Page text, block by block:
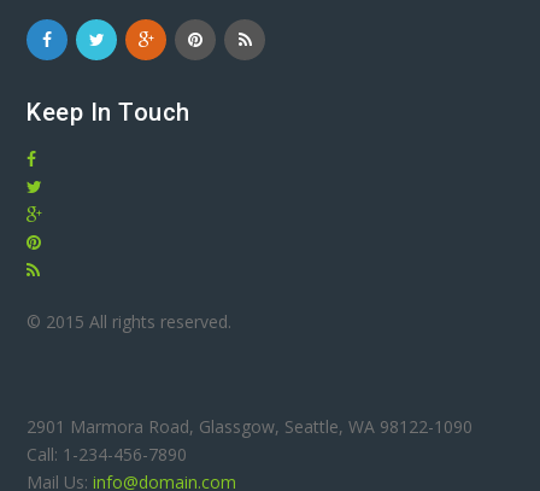
Keep In Touch
© 2015 All rights reserved.
2901 Marmora Road, Glassgow, Seattle, WA 98122-1090
Call: 1-234-456-7890
Mail Us:info@domain.com